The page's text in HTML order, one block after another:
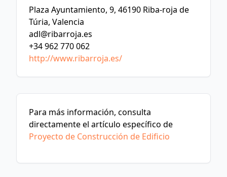
Plaza Ayuntamiento, 9, 46190 Riba-roja de
Túria, Valencia
adl@ribarroja.es
+34 962 770 062
http://www.ribarroja.es/
Para más información, consulta
directamente el artículo específico de
Proyecto de Construcción de Edificio